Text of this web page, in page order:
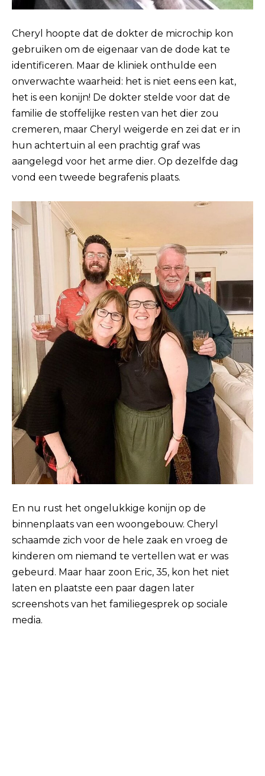
Cheryl hoopte dat de dokter de microchip kon
gebruiken om de eigenaar van de dode kat te
identificeren. Maar de kliniek onthulde een
onverwachte waarheid: het is niet eens een kat,
het is een konijn! De dokter stelde voor dat de
familie de stoffelijke resten van het dier zou
cremeren, maar Cheryl weigerde en zei dat er in
hun achtertuin al een prachtig graf was
aangelegd voor het arme dier. Op dezelfde dag
vond een tweede begrafenis plaats.
En nu rust het ongelukkige konijn op de
binnenplaats van een woongebouw. Cheryl
schaamde zich voor de hele zaak en vroeg de
kinderen om niemand te vertellen wat er was
gebeurd. Maar haar zoon Eric, 35, kon het niet
laten en plaatste een paar dagen later
screenshots van het familiegesprek op sociale
media.